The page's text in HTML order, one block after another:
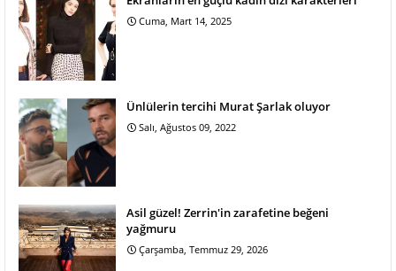
Cuma, Mart 14, 2025
Ünlülerin tercihi Murat Şarlak oluyor
Salı, Ağustos 09, 2022
Asil güzel! Zerrin'in zarafetine beğeni
yağmuru
Çarşamba, Temmuz 29, 2026